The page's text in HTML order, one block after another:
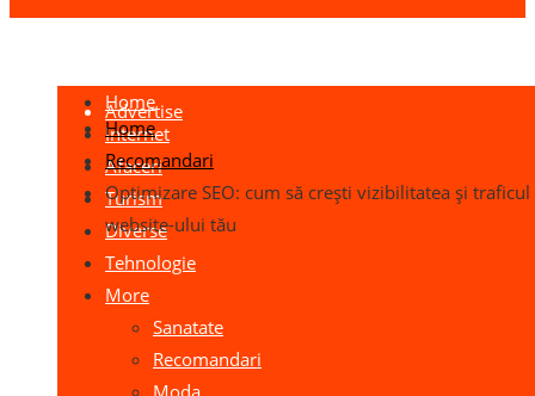
Advertise
Home
Internet
Afaceri
Turism
Diverse
Tehnologie
More
Sanatate
Recomandari
Moda
Home
Recomandari
Optimizare SEO: cum să crești vizibilitatea și traficul
website-ului tău